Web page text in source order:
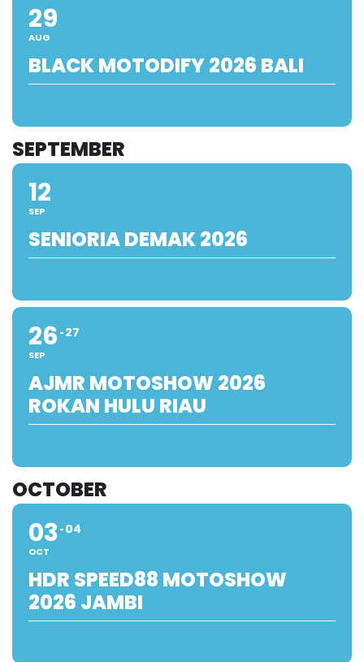
29
AUG
BLACK MOTODIFY 2026 BALI
SEPTEMBER
12
SEP
SENIORIA DEMAK 2026
26
SEP
27
AJMR MOTOSHOW 2026
ROKAN HULU RIAU
OCTOBER
03
OCT
04
HDR SPEED88 MOTOSHOW
2026 JAMBI